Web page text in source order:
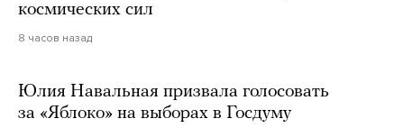
космических сил
8 часов назад
Юлия Навальная призвала голосовать
за «Яблоко» на выборах в Госдуму